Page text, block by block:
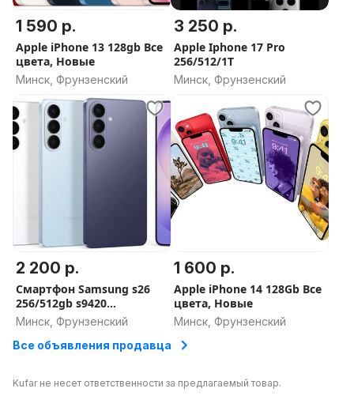
1 590 р.
Apple iPhone 13 128gb Все
цвета, Новые
Минск, Фрунзенский
3 250 р.
Apple Iphone 17 Pro
256/512/1T
Минск, Фрунзенский
2 200 р.
Смартфон Samsung s26
256/512gb s9420
Snapdragon c E-Sim
Минск, Фрунзенский
1 600 р.
Apple iPhone 14 128Gb Все
цвета, Новые
Минск, Фрунзенский
Все объявления продавца
Kufar не несет ответственности за предлагаемый товар.